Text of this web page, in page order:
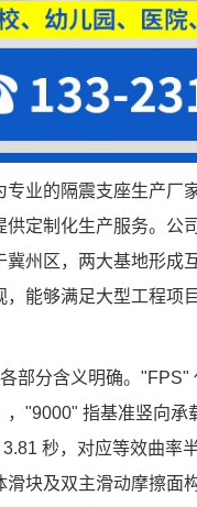
业的隔震支座生产厂
定制化生产服务。公
州区，两大基地形成
能够满足大型工程项
部分含义明确。
，"9000" 指基准竖向
秒，对应等效曲率
块及双主滑动摩擦面